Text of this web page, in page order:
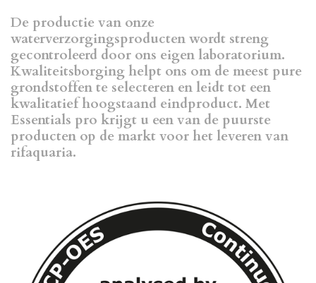
De productie van onze
waterverzorgingsproducten wordt streng
gecontroleerd door ons eigen laboratorium.
Kwaliteitsborging helpt ons om de meest pure
grondstoffen te selecteren en leidt tot een
kwalitatief hoogstaand eindproduct. Met
Essentials pro krijgt u een van de puurste
producten op de markt voor het leveren van
rifaquaria.